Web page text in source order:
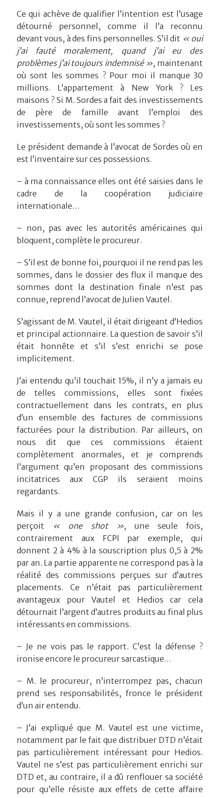
Ce qui achève de qualifier l’intention est l’usage
détourné personnel, comme il l’a reconnu
devant vous, à des fins personnelles. S’il dit « oui
j’ai fauté moralement, quand j’ai eu des
problèmes j’ai toujours indemnisé », maintenant
où sont les sommes ? Pour moi il manque 30
millions. L’appartement à New York ? Les
maisons ? Si M. Sordes a fait des investissements
de père de famille avant l’emploi des
investissements, où sont les sommes ?
Le président demande à l’avocat de Sordes où en
est l’inventaire sur ces possessions.
– à ma connaissance elles ont été saisies dans le
cadre de la coopération judiciaire
internationale…
– non, pas avec les autorités américaines qui
bloquent, complète le procureur.
– S’il est de bonne foi, pourquoi il ne rend pas les
sommes, dans le dossier des flux il manque des
sommes dont la destination finale n’est pas
connue, reprend l’avocat de Julien Vautel.
S’agissant de M. Vautel, il était dirigeant d’Hedios
et principal actionnaire. La question de savoir s’il
était honnête et s’il s’est enrichi se pose
implicitement.
J’ai entendu qu’il touchait 15%, il n’y a jamais eu
de telles commissions, elles sont fixées
contractuellement dans les contrats, en plus
d’un ensemble des factures de commissions
facturées pour la distribution. Par ailleurs, on
nous dit que ces commissions étaient
complètement anormales, et je comprends
l’argument qu’en proposant des commissions
incitatrices aux CGP ils seraient moins
regardants.
Mais il y a une grande confusion, car on les
perçoit
« one shot », une seule fois,
contrairement aux FCPI par exemple, qui
donnent 2 à 4% à la souscription plus 0,5 à 2%
par an. La partie apparente ne correspond pas à la
réalité des commissions perçues sur d’autres
placements. Ce n’était pas particulièrement
avantageux pour Vautel et Hedios car cela
détournait l’argent d’autres produits au final plus
intéressants en commissions.
– Je ne vois pas le rapport. C’est la défense ?
ironise encore le procureur sarcastique…
– M. le procureur, n’interrompez pas, chacun
prend ses responsabilités, fronce le président
d’un air entendu.
– J’ai expliqué que M. Vautel est une victime,
notamment par le fait que distribuer DTD n’était
pas particulièrement intéressant pour Hedios.
Vautel ne s’est pas particulièrement enrichi sur
DTD et, au contraire, il a dû renflouer sa société
pour qu’elle résiste aux effets de cette affaire